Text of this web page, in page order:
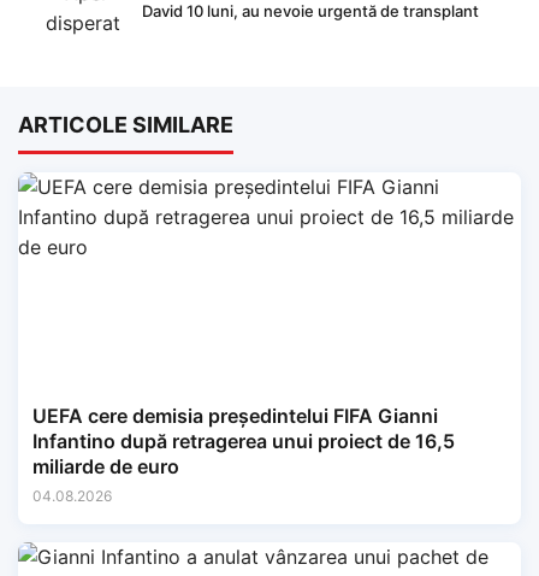
David 10 luni, au nevoie urgentă de transplant
ARTICOLE SIMILARE
UEFA cere demisia președintelui FIFA Gianni
Infantino după retragerea unui proiect de 16,5
miliarde de euro
04.08.2026